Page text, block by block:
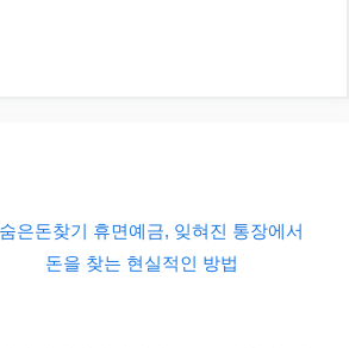
숨은돈찾기 휴면예금, 잊혀진 통장에서
돈을 찾는 현실적인 방법